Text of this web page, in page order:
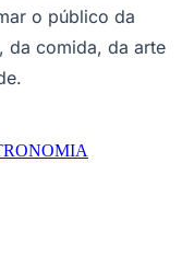
o público da
da comida, da arte